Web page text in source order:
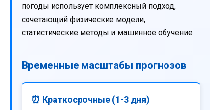
погоды использует комплексный подход,
сочетающий физические модели,
статистические методы и машинное обучение.
Временные масштабы прогнозов
⏰ Краткосрочные (1-3 дня)